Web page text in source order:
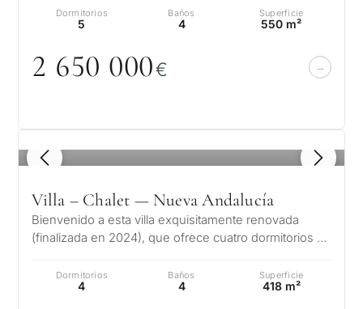
Dormitorios
5
Baños
4
Superficie
550 m²
2 650 000€
1 / 8
Villa – Chalet — Nueva Andalucía
Bienvenido a esta villa exquisitamente renovada
(finalizada en 2024), que ofrece cuatro dormitorios y
Dormitorios
4
Baños
4
Superficie
418 m²